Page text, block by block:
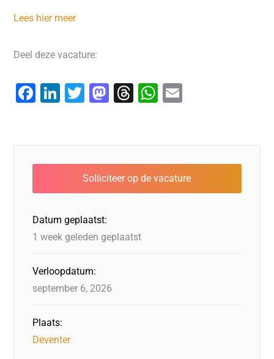
Lees hier meer
Deel deze vacature:
F
e
b
o
o
k
Li
e
dI
n
T
er
M
o
d
o
T
a
d
s
W
s
A
p
l
Datum geplaatst:
1 week geleden geplaatst
Verloopdatum:
september 6, 2026
Plaats:
Deventer